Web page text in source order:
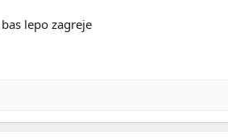
lepo zagreje